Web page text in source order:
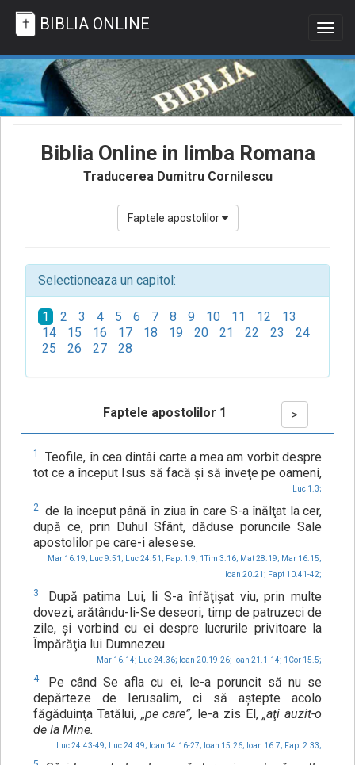
BIBLIA ONLINE
Biblia Online in limba Romana
Traducerea Dumitru Cornilescu
Faptele apostolilor
Selectioneaza un capitol:
1 2 3 4 5 6 7 8 9 10 11 12
13
14
15 16 17 18 19 20 21 22 23
24
25
26 27 28
Faptele apostolilor 1 >
1
Teofile, în cea dintâi carte a mea am vorbit despre
tot ce a început Isus să facă şi să înveţe pe oameni,
Luc 1.3;
2 de la început până în ziua în care S-a înălţat la cer,
după ce, prin Duhul Sfânt, dăduse poruncile Sale
apostolilor pe care-i alesese.
Mar 16.19; Luc 9.51; Luc 24.51; Fapt 1.9; 1Tim 3.16; Mat 28.19; Mar 16.15;
Ioan 20.21; Fapt 10.41-42;
3
După patima Lui, li S-a înfăţişat viu, prin multe
dovezi, arătându-li-Se deseori, timp de patruzeci de
zile, şi vorbind cu ei despre lucrurile privitoare la
Împărăţia lui Dumnezeu.
Mar 16.14; Luc 24.36; Ioan 20.19-26; Ioan 21.1-14; 1Cor 15.5;
4
Pe când Se afla cu ei, le-a poruncit să nu se
depărteze de Ierusalim, ci să aştepte acolo
făgăduinţa Tatălui, „pe care”, le-a zis El,„aţi auzit-o
de la Mine.
Luc 24.43-49; Luc 24.49; Ioan 14.16-27; Ioan 15.26; Ioan 16.7; Fapt 2.33;